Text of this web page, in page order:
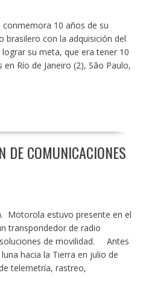
10 años de su
brasilero con la adquisición del
su meta, que era tener 10
Río de Janeiro (2), São Paulo,
COMUNICACIONES
Motorola estuvo presente en el
transpondedor de radio
de movilidad. Antes
hacia la Tierra en julio de
telemetría, rastreo,